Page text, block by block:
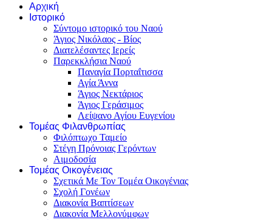
Αρχική
Ιστορικό
Σύντομο ιστορικό του Ναού
Άγιος Νικόλαος - Βίος
Διατελέσαντες Ιερείς
Παρεκκλήσια Ναού
Παναγία Πορταΐτισσα
Αγία Άννα
Άγιος Νεκτάριος
Άγιος Γεράσιμος
Λείψανο Αγίου Ευγενίου
Τομέας Φιλανθρωπίας
Φιλόπτωχο Ταμείο
Στέγη Πρόνοιας Γερόντων
Αιμοδοσία
Τομέας Οικογένειας
Σχετικά Με Τον Τομέα Οικογένιας
Σχολή Γονέων
Διακονία Βαπτίσεων
Διακονία Μελλονύμφων